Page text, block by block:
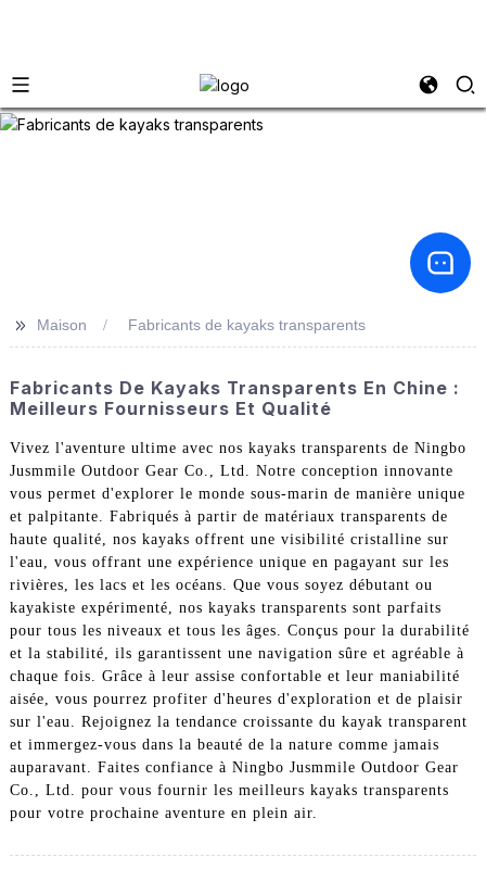
>> Maison Fabricants de kayaks transparents
Fabricants De Kayaks Transparents En Chine :
Meilleurs Fournisseurs Et Qualité
Vivez l'aventure ultime avec nos kayaks transparents de Ningbo
Jusmmile Outdoor Gear Co., Ltd. Notre conception innovante
vous permet d'explorer le monde sous-marin de manière unique
et palpitante. Fabriqués à partir de matériaux transparents de
haute qualité, nos kayaks offrent une visibilité cristalline sur
l'eau, vous offrant une expérience unique en pagayant sur les
rivières, les lacs et les océans. Que vous soyez débutant ou
kayakiste expérimenté, nos kayaks transparents sont parfaits
pour tous les niveaux et tous les âges. Conçus pour la durabilité
et la stabilité, ils garantissent une navigation sûre et agréable à
chaque fois. Grâce à leur assise confortable et leur maniabilité
aisée, vous pourrez profiter d'heures d'exploration et de plaisir
sur l'eau. Rejoignez la tendance croissante du kayak transparent
et immergez-vous dans la beauté de la nature comme jamais
auparavant. Faites confiance à Ningbo Jusmmile Outdoor Gear
Co., Ltd. pour vous fournir les meilleurs kayaks transparents
pour votre prochaine aventure en plein air.